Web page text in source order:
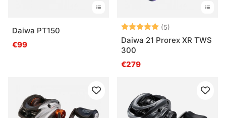
Daiwa PT150
€99
Bewertung:(5)
Daiwa 21 Prorex XR TWS
300
€279